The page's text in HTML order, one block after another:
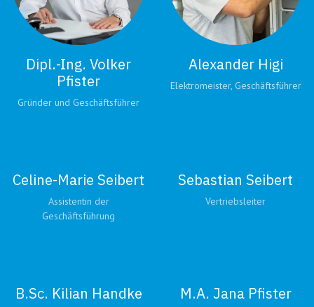
Dipl.-Ing. Volker
Pfister
Gründer und Geschäftsführer
Alexander Higi
Elektromeister, Geschäftsführer
Sebastian Seibert
Vertriebsleiter
Celine-Marie Seibert
Assistentin der
Geschäftsführung
M.A. Jana Pfister
B.Sc. Kilian Handke